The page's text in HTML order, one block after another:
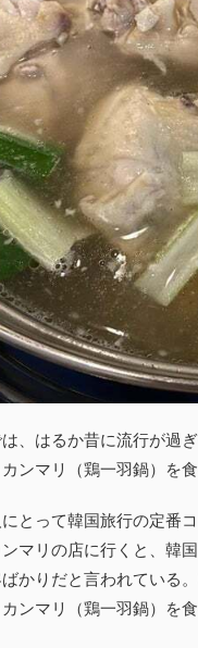
、はるか昔に流行が過ぎ
ンマリ（鶏一羽鍋）を
とって韓国旅行の定番
マリの店に行くと、韓
かりだと言われている
ンマリ（鶏一羽鍋）を